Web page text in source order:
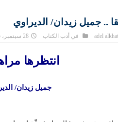
.. جميل زيدان/ الديراوي
adel في أدب الكتاب 28 سبتمبر، 2015
انتظرها
جميل زيدان/